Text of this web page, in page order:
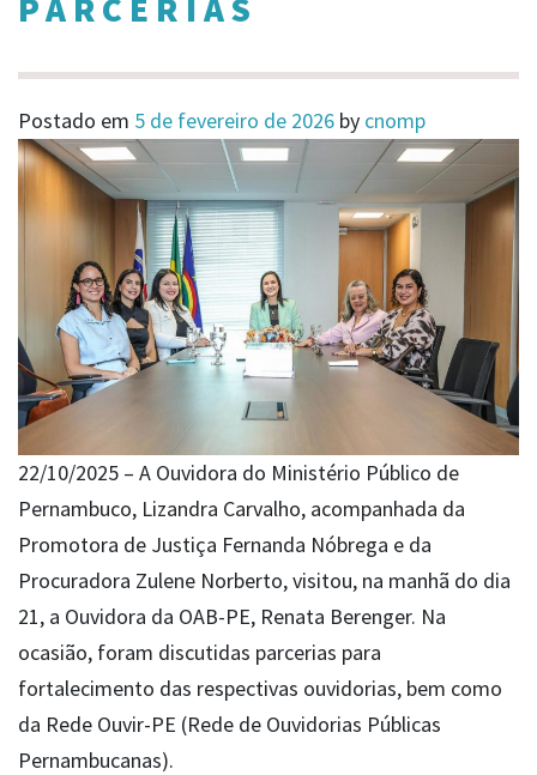
PARCERIAS
Postado em 5 de fevereiro de 2026 by cnomp
22/10/2025 – A Ouvidora do Ministério Público de
Pernambuco, Lizandra Carvalho, acompanhada da
Promotora de Justiça Fernanda Nóbrega e da
Procuradora Zulene Norberto, visitou, na manhã do dia
21, a Ouvidora da OAB-PE, Renata Berenger. Na
ocasião, foram discutidas parcerias para
fortalecimento das respectivas ouvidorias, bem como
da Rede Ouvir-PE (Rede de Ouvidorias Públicas
Pernambucanas).